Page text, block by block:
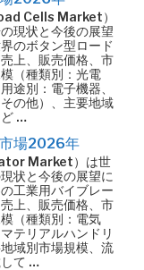
Cells Market）
現状と今後の展望
のボタン型ロード
上、販売価格、市
（種類別：光電
途別：電子機器、
の他）、主要地域
ど …
場2026年
Market）は世
状と今後の展望に
工業用バイブレー
上、販売価格、市
（種類別：電気
テリアルハンドリ
域別市場規模、流
して …